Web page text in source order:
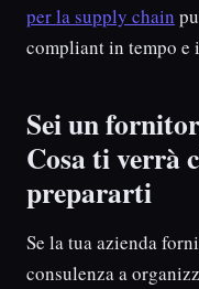
per la supply chain
compliant in tempo e
Sei un
Cosa ti verrà
prepararti
Se la tua azienda
consulenza a